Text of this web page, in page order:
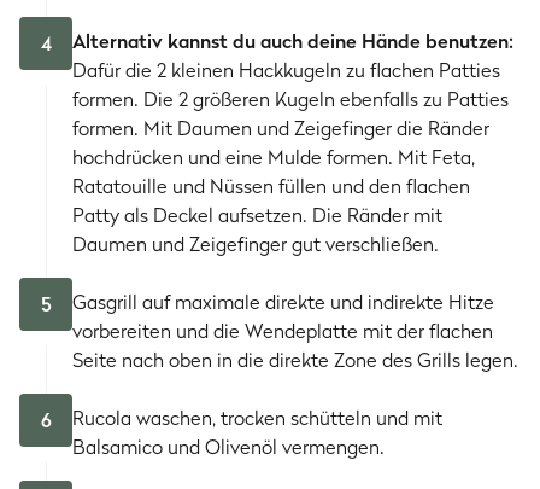
4
Alternativ kannst du auch deine Hände benutzen:
Dafür die 2 kleinen Hackkugeln zu flachen Patties
formen. Die 2 größeren Kugeln ebenfalls zu Patties
formen. Mit Daumen und Zeigefinger die Ränder
hochdrücken und eine Mulde formen. Mit Feta,
Ratatouille und Nüssen füllen und den flachen
Patty als Deckel aufsetzen. Die Ränder mit
Daumen und Zeigefinger gut verschließen.
5
Gasgrill auf maximale direkte und indirekte Hitze
vorbereiten und die Wendeplatte mit der flachen
Seite nach oben in die direkte Zone des Grills legen.
6
Rucola waschen, trocken schütteln und mit
Balsamico und Olivenöl vermengen.